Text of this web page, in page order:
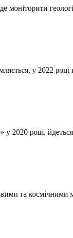
у 2022
році, йдеться
та космічними